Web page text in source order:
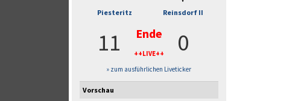
Piesteritz Reinsdorf II
11 Ende
++LIVE++ 0
» zum ausführlichen Liveticker
Vorschau